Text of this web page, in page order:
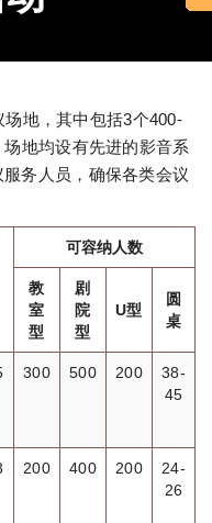
地，其中包括3个400-
地均设有先进的影音系
务人员，确保各类会议
可容纳人数
教
室
型
剧
院
型
U型
圆
桌
300 500 200
38-
45
200 400 200
24-
26